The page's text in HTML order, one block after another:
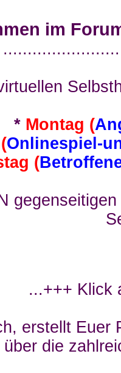
im
* Montag (
Onlinespiel-
(
...+++ Klick
erstellt Euer
die